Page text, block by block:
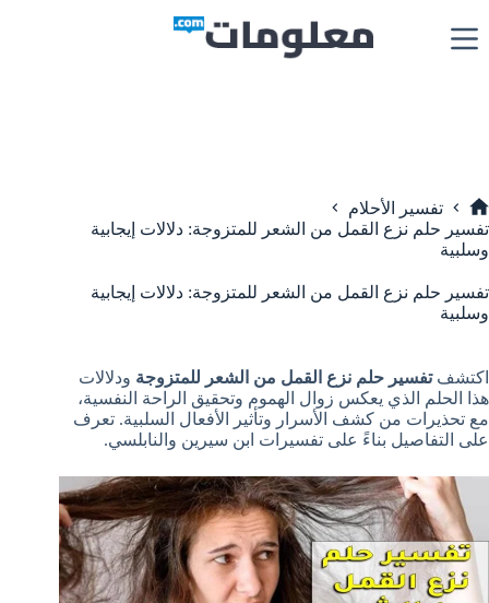
إلى
المحتوى
الرئيسية
تفسير الأحلام
تفسير حلم نزع القمل من الشعر للمتزوجة: دلالات إيجابية
وسلبية
تفسير حلم نزع القمل من الشعر للمتزوجة: دلالات إيجابية
وسلبية
اكتشفتفسير حلم نزع القمل من الشعر للمتزوجة ودلالات
هذا الحلم الذي يعكس زوال الهموم وتحقيق الراحة النفسية،
مع تحذيرات من كشف الأسرار وتأثير الأفعال السلبية. تعرف
على التفاصيل بناءً على تفسيرات ابن سيرين والنابلسي.